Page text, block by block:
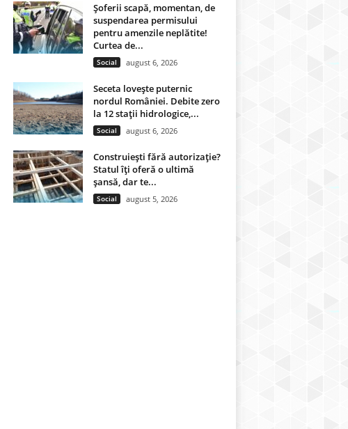
Șoferii scapă, momentan, de
suspendarea permisului
pentru amenzile neplătite!
Curtea de...
Social august 6, 2026
Seceta lovește puternic
nordul României. Debite zero
la 12 stații hidrologice,...
Social august 6, 2026
Construiești fără autorizație?
Statul îți oferă o ultimă
șansă, dar te...
Social august 5, 2026